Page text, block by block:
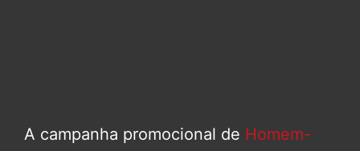
A campanha promocional de Homem-